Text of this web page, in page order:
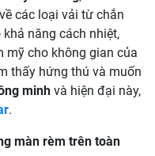
các loại vải từ chắn
năng cách nhiệt,
mỹ cho không gian của
thấy hứng thú và muốn
minh và hiện đại này,
.
màn rèm trên toàn